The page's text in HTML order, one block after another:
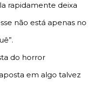
rapidamente deixa
não está apenas no
do horror
em algo talvez